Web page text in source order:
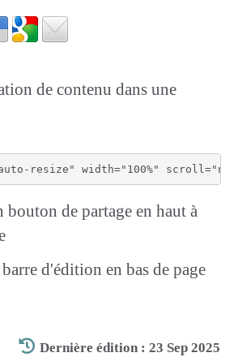
de contenu dans une
de partage en haut à
d'édition en bas de page
Dernière édition : 23 Sep 2025